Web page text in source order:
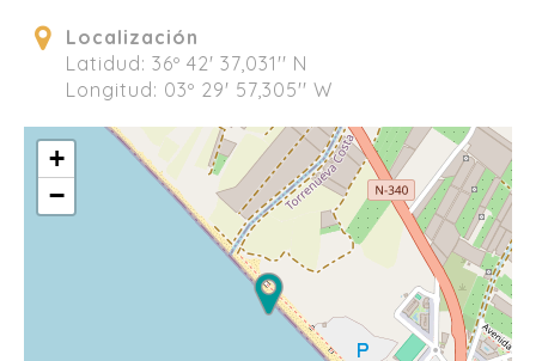
Localización
Latidud: 36º 42' 37,031'' N
Longitud: 03º 29' 57,305'' W
+
−